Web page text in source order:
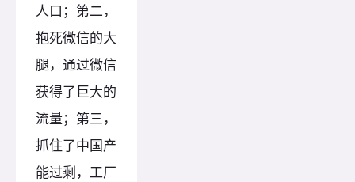
人口；第二，
抱死微信的大
腿，通过微信
获得了巨大的
流量；第三，
抓住了中国产
能过剩，工厂